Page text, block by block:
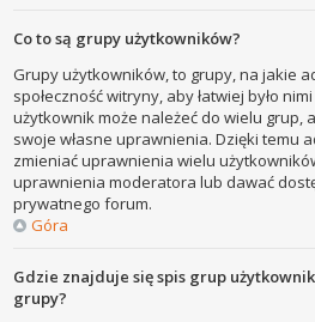
Co to są grupy użytkowników?
Grupy użytkowników, to grupy, na jakie
społeczność witryny, aby łatwiej było
użytkownik może należeć do wielu grup,
swoje własne uprawnienia. Dzięki temu
zmieniać uprawnienia wielu
uprawnienia moderatora lub dawać
prywatnego forum.
Góra
Gdzie znajduje się spis grup
grupy?